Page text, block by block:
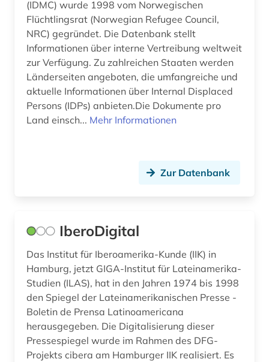
golden age (1)
grammatik (2)
großbritannien (2)
großbrittanien (1)
guatemala (2)
hispanoamerika (1)
hispanoamerikanisch (1)
hispanos (1)
hochschulschrift (2)
honduras (1)
iberische halbinsel (1)
iberoromanisch (1)
(IDMC) wurde 1998 vom Norwegischen
Flüchtlingsrat (Norwegian Refugee Council,
NRC) gegründet. Die Datenbank stellt
Informationen über interne Vertreibung weltweit
zur Verfügung. Zu zahlreichen Staaten werden
Länderseiten angeboten, die umfangreiche und
aktuelle Informationen über Internal Displaced
Persons (IDPs) anbieten.Die Dokumente pro
Land einsch... Mehr Informationen
Zur Datenbank
IberoDigital
Das Institut für Iberoamerika-Kunde (IIK) in
Hamburg, jetzt GIGA-Institut für Lateinamerika-
Studien (ILAS), hat in den Jahren 1974 bis 1998
den Spiegel der Lateinamerikanischen Presse -
Boletin de Prensa Latinoamericana
herausgegeben. Die Digitalisierung dieser
Pressespiegel wurde im Rahmen des DFG-
Projekts cibera am Hamburger IIK realisiert. Es